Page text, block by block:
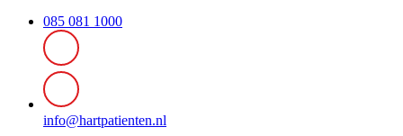
085 081 1000
info@hartpatienten.nl